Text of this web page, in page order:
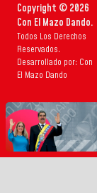
Copyright © 2026
Con El Mazo Dando.
Todos Los Derechos
Reservados.
Desarrollado por: Con
El Mazo Dando